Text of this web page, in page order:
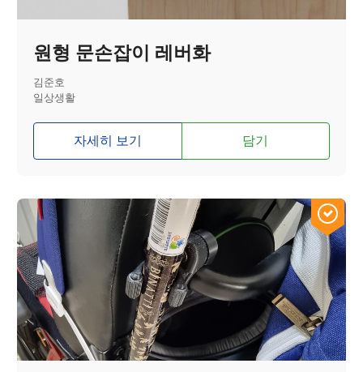
원형 문손잡이 레버화
김준호
일상생활
자세히 보기 담기